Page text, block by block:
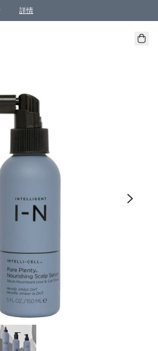
詳情
3件85折】
選2件9折/3件85折/5件8折】
折
﹞系列2件9折】
3支85折
9折, 2件88折 3件85折
2件9折
9折/3件85折/5件8折】
折/3件85折/5件8折】
養護 BODY OIL 組2件88折/3件85折】
裝2件88折】
折/3件85折】
由選2件88折/3件85折/4件或以上8折】
！
扣減獎賞優惠 !! 記得去賬户資料填上生日日期啦 !
免運費
運費